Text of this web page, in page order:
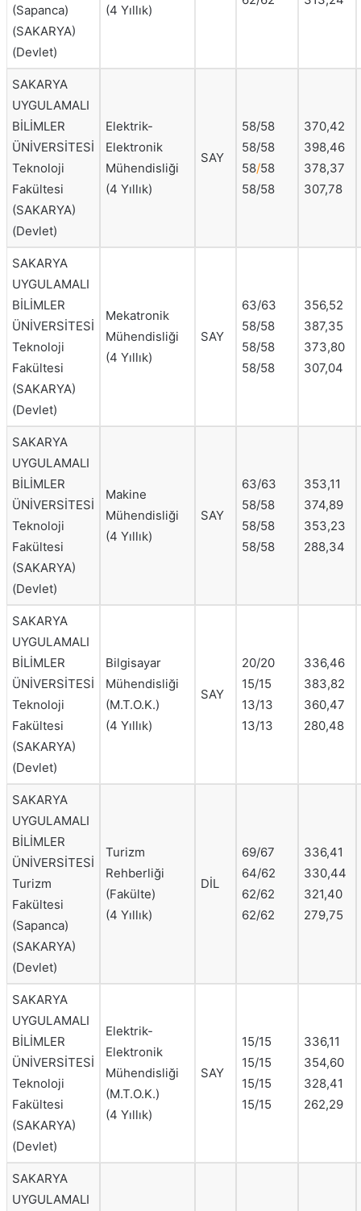
(Sapanca)
(SAKARYA)
(Devlet)
(4 Yıllık)
SAKARYA
UYGULAMALI
BİLİMLER
ÜNİVERSİTESİ
Teknoloji
Fakültesi
(SAKARYA)
(Devlet)
Elektrik-
Elektronik
Mühendisliği
(4 Yıllık)
SAY
58/58
58/58
58/58
58/58
370,42
398,46
378,37
307,78
SAKARYA
UYGULAMALI
BİLİMLER
ÜNİVERSİTESİ
Teknoloji
Fakültesi
(SAKARYA)
(Devlet)
Mekatronik
Mühendisliği
(4 Yıllık)
SAY
63/63
58/58
58/58
58/58
356,52
387,35
373,80
307,04
SAKARYA
UYGULAMALI
BİLİMLER
ÜNİVERSİTESİ
Teknoloji
Fakültesi
(SAKARYA)
(Devlet)
Makine
Mühendisliği
(4 Yıllık)
SAY
63/63
58/58
58/58
58/58
353,11
374,89
353,23
288,34
SAKARYA
UYGULAMALI
BİLİMLER
ÜNİVERSİTESİ
Teknoloji
Fakültesi
(SAKARYA)
(Devlet)
Bilgisayar
Mühendisliği
(M.T.O.K.)
(4 Yıllık)
SAY
20/20
15/15
13/13
13/13
336,46
383,82
360,47
280,48
SAKARYA
UYGULAMALI
BİLİMLER
ÜNİVERSİTESİ
Turizm
Fakültesi
(Sapanca)
(SAKARYA)
(Devlet)
Turizm
Rehberliği
(Fakülte)
(4 Yıllık)
DİL
69/67
64/62
62/62
62/62
336,41
330,44
321,40
279,75
SAKARYA
UYGULAMALI
BİLİMLER
ÜNİVERSİTESİ
Teknoloji
Fakültesi
(SAKARYA)
(Devlet)
Elektrik-
Elektronik
Mühendisliği
(M.T.O.K.)
(4 Yıllık)
SAY
15/15
15/15
15/15
15/15
336,11
354,60
328,41
262,29
SAKARYA
UYGULAMALI